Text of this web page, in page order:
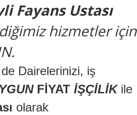
Fayans Ustası
hizmetler için
de Dairelerinizi, iş
FİYAT İŞÇİLİK ile
olarak